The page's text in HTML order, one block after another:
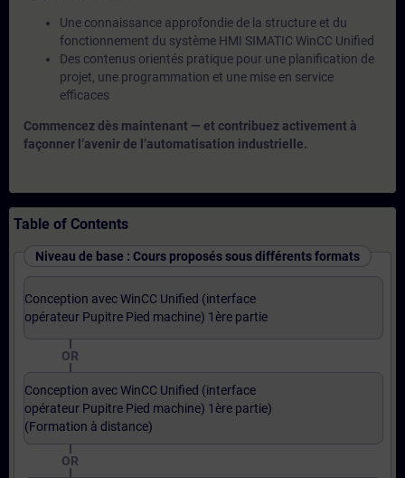
Une connaissance approfondie de la structure et du
fonctionnement du système HMI SIMATIC WinCC Unified
Des contenus orientés pratique pour une planification de
projet, une programmation et une mise en service
efficaces
Commencez dès maintenant — et contribuez activement à
façonner l’avenir de l’automatisation industrielle.
Table of Contents
Niveau de base : Cours proposés sous différents formats
Conception avec WinCC Unified (interface
opérateur Pupitre Pied machine) 1ère partie
OR
Conception avec WinCC Unified (interface
opérateur Pupitre Pied machine) 1ère partie)
(Formation à distance)
OR